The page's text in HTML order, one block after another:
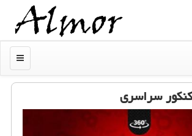
منو
سراسری